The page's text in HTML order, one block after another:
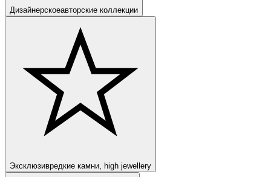
Дизайнерскоеавторские коллекции
Эксклюзивредкие камни, high jewellery